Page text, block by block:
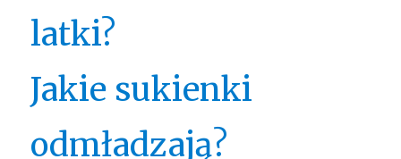
latki?
Jakie sukienki
odmładzają?